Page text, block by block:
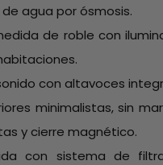
agua por ósmosis.
de roble con
con altavoces
minimalistas, sin
y cierre magnético.
con sistema de